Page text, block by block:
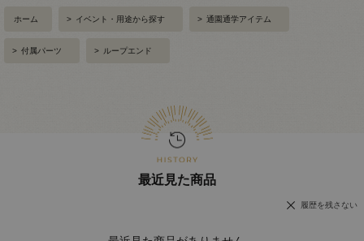
ホーム > イベント・用途から探す > 通園通学アイテム
> 付属パーツ > ループエンド
最近見た商品
履歴を残さない